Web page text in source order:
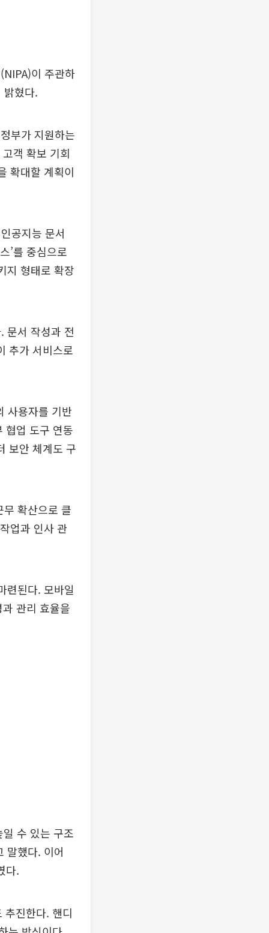
이 주관하
밝혔다.
부가 지원하는
객 확보 기회
확대할 계획이
공지능 문서
’를 중심으로
지 형태로 확장
문서 작성과 전
추가 서비스로
사용자를 기반
협업 도구 연동
보안 체계도 구
확산으로 클
업과 인사 관
련된다. 모바일
관리 효율을
수 있는 구조
말했다. 이어
다.
진한다. 핸디